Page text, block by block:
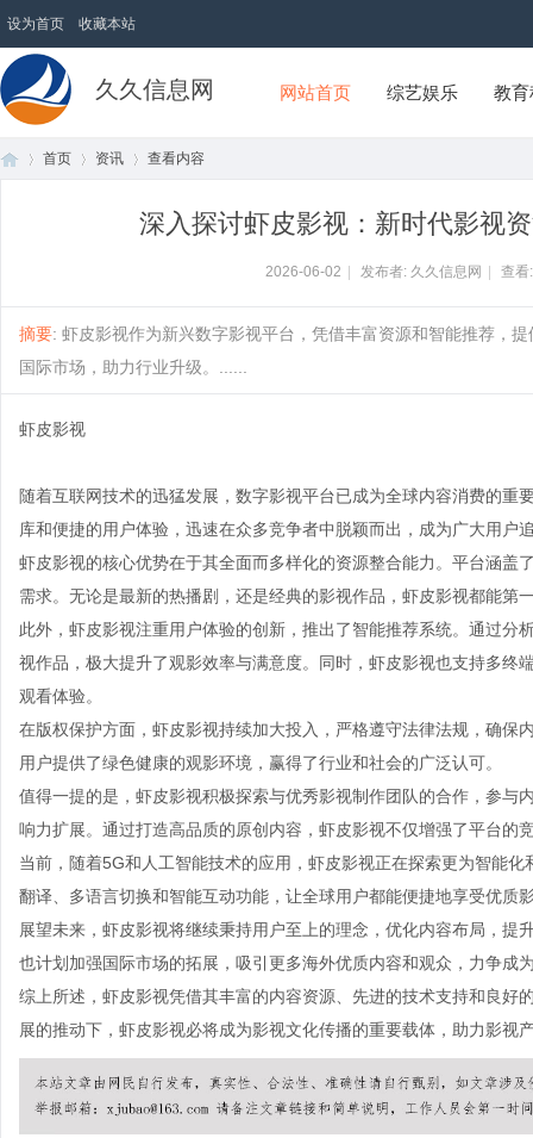
设为首页 收藏本站
久久信息网 网站首页 综艺娱乐 教
首页 资讯 查看内容
深入探讨虾皮影视：新时代影视
2026-06-02 发布者: 久久信息网 查
摘要: 虾皮影视作为新兴数字影视平台，凭借丰富资源和智能推荐，
国际市场，助力行业升级。......
虾皮影视
随着互联网技术的迅猛发展，数字影视平台已成为全球内容消费的重
库和便捷的用户体验，迅速在众多竞争者中脱颖而出，成为广大用户
虾皮影视的核心优势在于其全面而多样化的资源整合能力。平台涵盖
需求。无论是最新的热播剧，还是经典的影视作品，虾皮影视都能第
此外，虾皮影视注重用户体验的创新，推出了智能推荐系统。通过
视作品，极大提升了观影效率与满意度。同时，虾皮影视也支持多终
观看体验。
在版权保护方面，虾皮影视持续加大投入，严格遵守法律法规，确保
用户提供了绿色健康的观影环境，赢得了行业和社会的广泛认可。
值得一提的是，虾皮影视积极探索与优秀影视制作团队的合作，参与
响力扩展。通过打造高品质的原创内容，虾皮影视不仅增强了平台的
当前，随着5G和人工智能技术的应用，虾皮影视正在探索更为智能
翻译、多语言切换和智能互动功能，让全球用户都能便捷地享受优质
展望未来，虾皮影视将继续秉持用户至上的理念，优化内容布局，
也计划加强国际市场的拓展，吸引更多海外优质内容和观众，力争成
综上所述，虾皮影视凭借其丰富的内容资源、先进的技术支持和良好
展的推动下，虾皮影视必将成为影视文化传播的重要载体，助力影视